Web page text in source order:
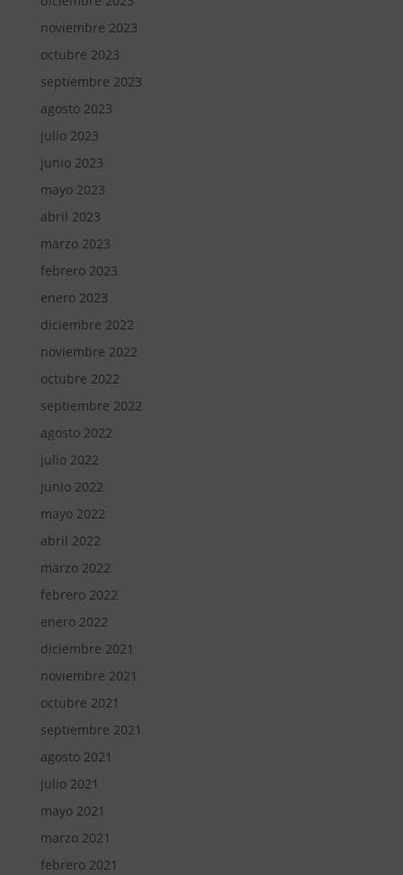
noviembre 2023
octubre 2023
septiembre 2023
agosto 2023
julio 2023
junio 2023
mayo 2023
abril 2023
marzo 2023
febrero 2023
enero 2023
diciembre 2022
noviembre 2022
octubre 2022
septiembre 2022
agosto 2022
julio 2022
junio 2022
mayo 2022
abril 2022
marzo 2022
febrero 2022
enero 2022
diciembre 2021
noviembre 2021
octubre 2021
septiembre 2021
agosto 2021
julio 2021
mayo 2021
marzo 2021
febrero 2021